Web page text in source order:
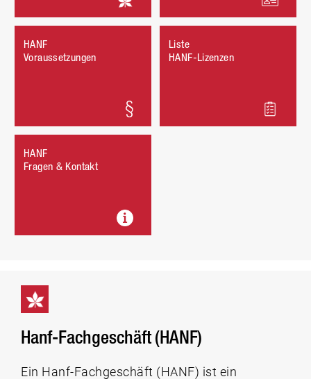
HANF
Voraussetzungen
Liste
HANF-Lizenzen
HANF
Fragen & Kontakt
Hanf-Fachgeschäft (HANF)
Ein Hanf-Fachgeschäft (HANF) ist ein